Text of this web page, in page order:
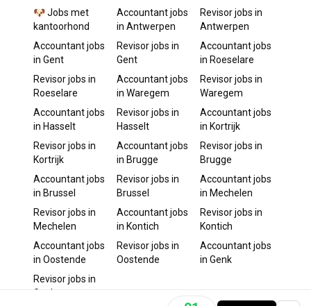
🐶 Jobs met
kantoorhond
Accountantjobs
in Antwerpen
Revisorjobs in
Antwerpen
Accountantjobs
in Gent
Revisorjobs in
Gent
Accountantjobs
in Roeselare
Revisorjobs in
Roeselare
Accountantjobs
in Waregem
Revisorjobs in
Waregem
Accountantjobs
in Hasselt
Revisorjobs in
Hasselt
Accountantjobs
in Kortrijk
Revisorjobs in
Kortrijk
Accountantjobs
in Brugge
Revisorjobs in
Brugge
Accountantjobs
in Brussel
Revisorjobs in
Brussel
Accountantjobs
in Mechelen
Revisorjobs in
Mechelen
Accountantjobs
in Kontich
Revisorjobs in
Kontich
Accountantjobs
in Oostende
Revisorjobs in
Oostende
Accountantjobs
in Genk
Revisorjobs in
Genk